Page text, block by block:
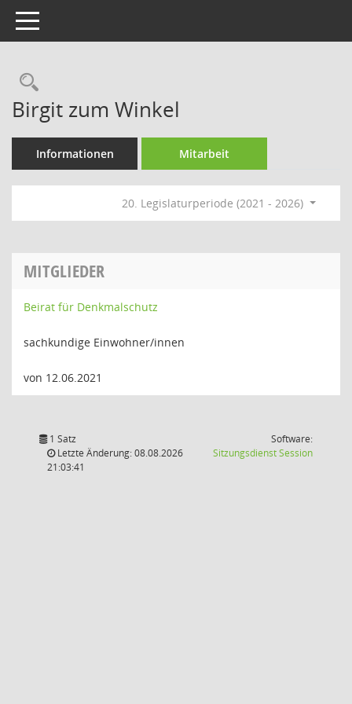
Toggle navigation
Rechercheauswahl
Birgit zum Winkel
Informationen Mitarbeit
20. Legislaturperiode (2021 - 2026)
MITGLIEDER
Beirat für Denkmalschutz
sachkundige Einwohner/innen
von 12.06.2021
1 Satz
Letzte Änderung: 08.08.2026
21:03:41
Software:
SitzungsdienstSession(Wird in